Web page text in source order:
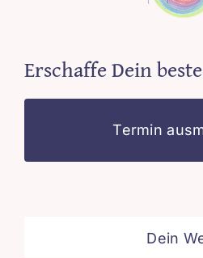
Erschaffe Dein
Termin
Dein